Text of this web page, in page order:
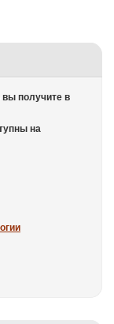
вы получите в
на